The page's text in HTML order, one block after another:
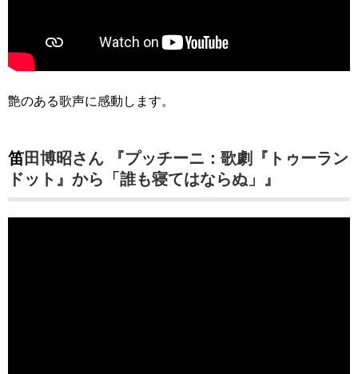
艶のある歌声に感動します。
笛田博昭さん 『プッチーニ：歌劇『トゥーラン
ドット』から「誰も寝てはならぬ」』